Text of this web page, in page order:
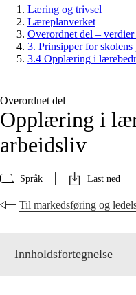
Læring og trivsel
Læreplanverket
Overordnet del –
3. Prinsipper for skolens
3.4 Opplæring i
Overordnet del
Opplæring i
arbeidsliv
Språk Last ned
Til markedsføring og
Innholdsfortegnelse